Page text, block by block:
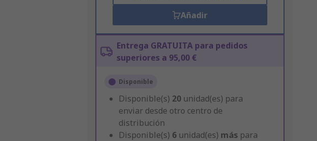
Añadir
Entrega GRATUITA para pedidos
superiores a 95,00 €
Disponible
Disponible(s) 20 unidad(es) para
enviar desde otro centro de
distribución
Disponible(s) 6 unidad(es) más para